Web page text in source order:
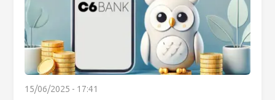
15/06/2025 - 17:41